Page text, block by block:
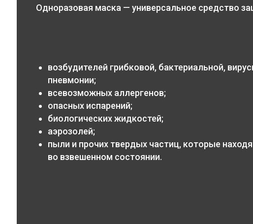
Одноразовая маска — универсальное средство
возбудителей грибковой, бактериальной,
пневмонии;
всевозможных аллергенов;
опасных испарений;
биологических жидкостей;
аэрозолей;
пыли и прочих твердых частиц, которые
во взвешенном состоянии.